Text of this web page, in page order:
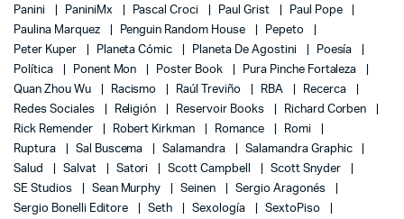
Panini
PaniniMx Pascal Croci Paul Grist
Paul Pope
Paulina Marquez
Penguin Random House
Pepeto
Peter Kuper
Planeta Cómic Planeta De Agostini
Poesía
Política
Ponent Mon Poster Book
Pura Pinche Fortaleza
Quan Zhou Wu
Racismo Raúl Treviño RBA
Recerca
Redes Sociales
Religión Reservoir Books
Richard Corben
Rick Remender
Robert Kirkman Romance
Romi
Ruptura
Sal Buscema Salamandra
Salamandra Graphic
Salud
Salvat Satori Scott Campbell
Scott Snyder
SE Studios
Sean Murphy Seinen
Sergio Aragonés
Sergio Bonelli Editore
Seth Sexología
SextoPiso